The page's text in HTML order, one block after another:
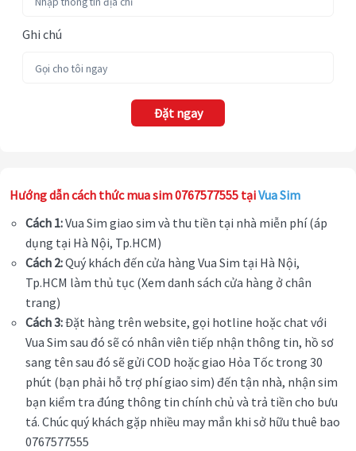
Ghi chú
Đặt ngay
Hướng dẫn cách thức mua sim 0767577555 tạiVua Sim
Cách 1:Vua Sim giao sim và thu tiền tại nhà miễn phí (áp
dụng tại Hà Nội, Tp.HCM)
Cách 2:Quý khách đến cửa hàng Vua Sim tại Hà Nội,
Tp.HCM làm thủ tục (Xem danh sách cửa hàng ở chân
trang)
Cách 3:Đặt hàng trên website, gọi hotline hoặc chat với
Vua Sim sau đó sẽ có nhân viên tiếp nhận thông tin, hồ sơ
sang tên sau đó sẽ gửi COD hoặc giao Hỏa Tốc trong 30
phút (bạn phải hỗ trợ phí giao sim) đến tận nhà, nhận sim
bạn kiểm tra đúng thông tin chính chủ và trả tiền cho bưu
tá. Chúc quý khách gặp nhiều may mắn khi sở hữu thuê bao
0767577555